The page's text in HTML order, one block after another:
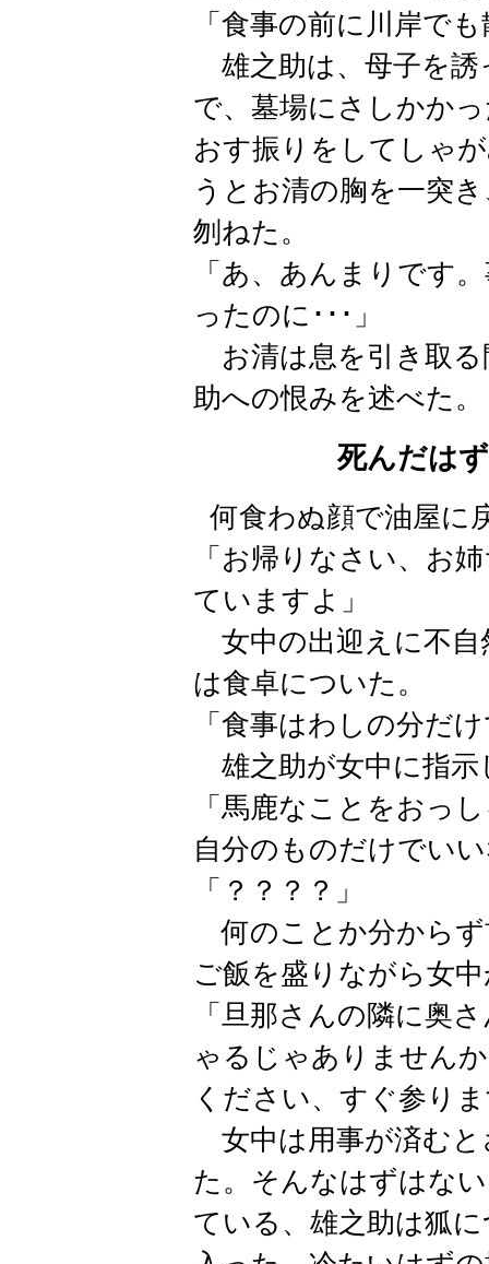
「食事の前に川岸で
雄之助は、母子を誘
で、墓場にさしかか
おす振りをしてしゃ
うとお清の胸を一突
刎ねた。
「あ、あんまりです
ったのに･･･」
お清は息を引き取る
助への恨みを述べた。
死んだは
何食わぬ顔で油屋に
「お帰りなさい、お
ていますよ」
女中の出迎えに不自
は食卓についた。
「食事はわしの分だ
雄之助が女中に指示
「馬鹿なことをおっ
自分のものだけでい
「？？？？」
何のことか分からず
ご飯を盛りながら女
「旦那さんの隣に奥
ゃるじゃありません
ください、すぐ参り
女中は用事が済むと
た。そんなはずはな
ている、雄之助は狐